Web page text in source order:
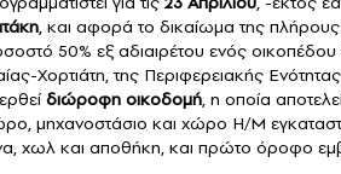
, και αφορά το δικαίωμα της πλήρους
50% εξ αδιαιρέτου ενός οικοπέδου
Χορτιάτη, της Περιφερειακής
διώροφη οικοδομή, η οποία
μηχανοστάσιο και χώρο Η/Μ
χωλ και αποθήκη, και πρώτο όροφο